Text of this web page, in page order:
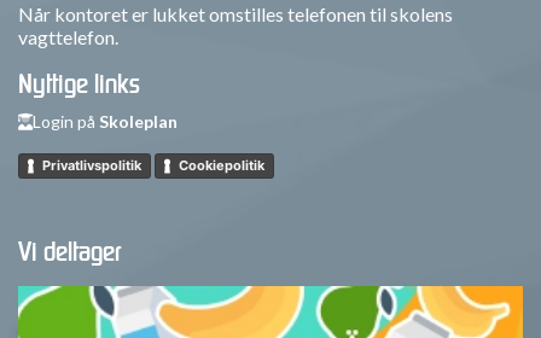
Når kontoret er lukket omstilles telefonen til skolens
vagttelefon.
Nyttige links
Login på Skoleplan
Privatlivspolitik Cookiepolitik
Vi deltager